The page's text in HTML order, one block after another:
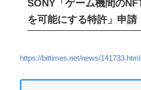
SONY「ゲーム機間の
を可能にする特許」申請
https://bittimes.net/news/141733.html